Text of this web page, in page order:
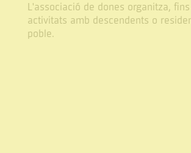
L'associació de dones organitza,
activitats amb descendents o
poble.